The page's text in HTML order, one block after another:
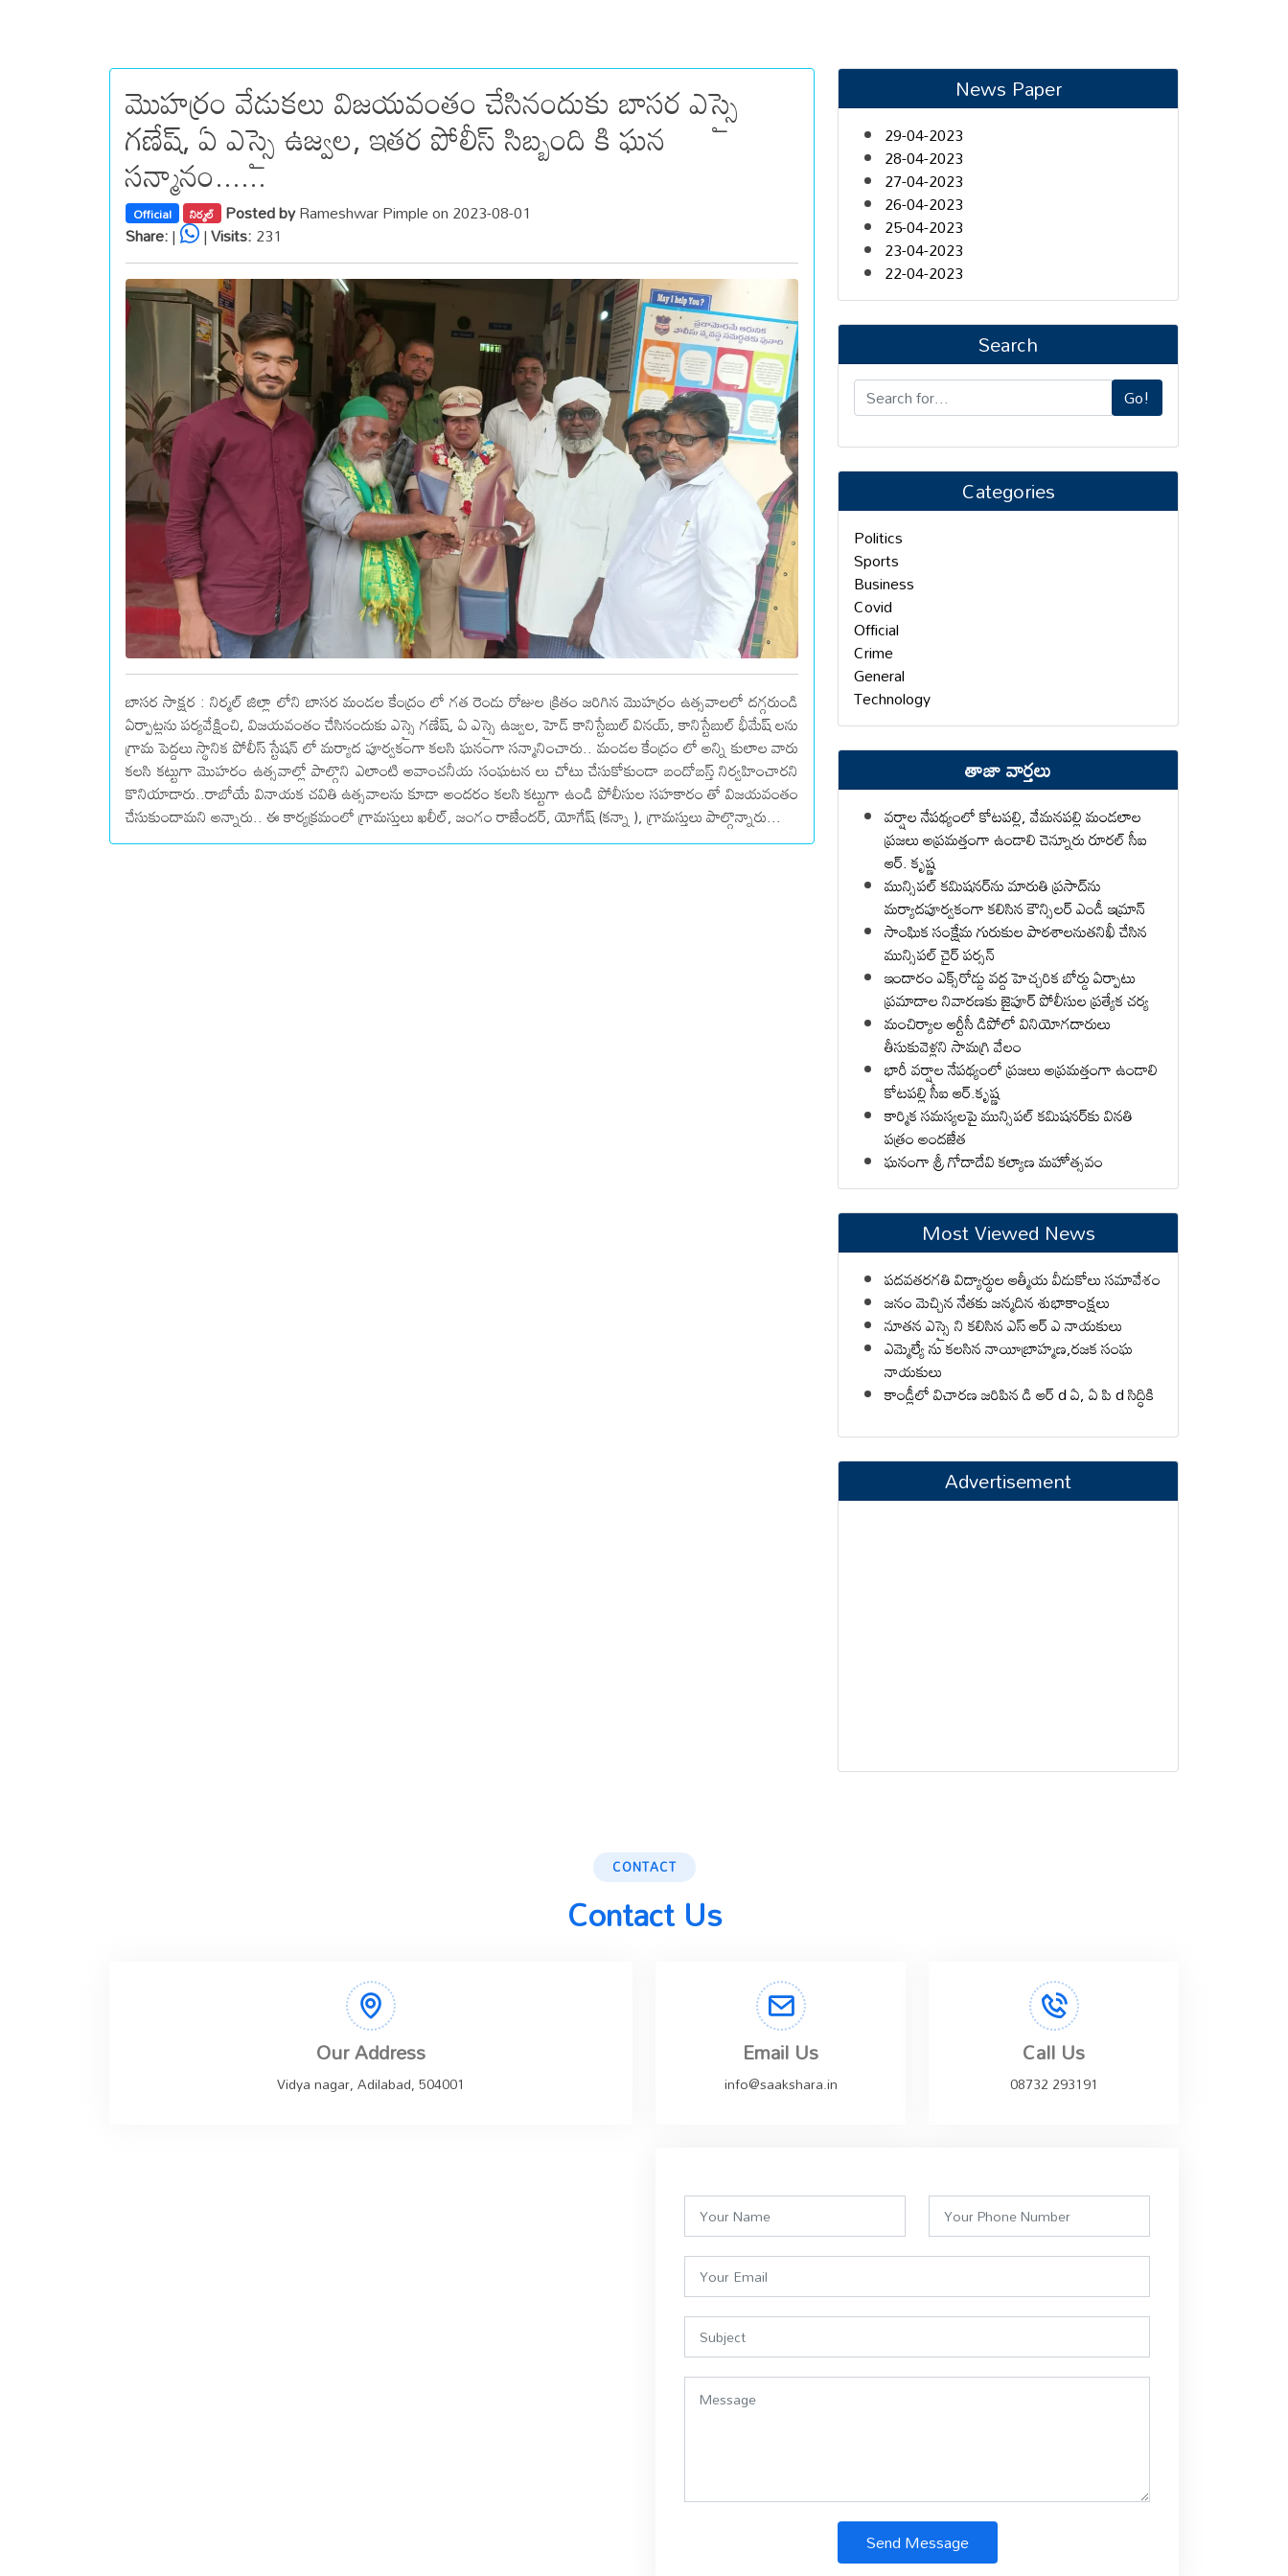
మొహర్రం వేడుకలు విజయవంతం చేసినందుకు బాసర ఎస్సై
గణేష్, ఏ ఎస్సై ఉజ్వల, ఇతర పోలీస్ సిబ్బంది కి ఘన
సన్మానం......
Official నిర్మల్ Posted byRameshwar Pimple on 2023-08-01
Share:| |Visits:231
బాసర సాక్షర : నిర్మల్ జిల్లా లోని బాసర మండల కేంద్రం లో గత రెండు రోజుల క్రితం జరిగిన మొహర్రం ఉత్సవాలలో దగ్గరుండి
ఏర్పాట్లను పర్యవేక్షించి, విజయవంతం చేసినందుకు ఎస్సై గణేష్, ఏ ఎస్సై ఉజ్వల, హెడ్ కానిస్టేబుల్ వినయ్, కానిస్టేబుల్ భీమేష్ లను
గ్రామ పెద్దలు స్థానిక పోలీస్ స్టేషన్ లో మర్యాద పూర్వకంగా కలసి ఘనంగా సన్మానించారు.. మండల కేంద్రం లో అన్ని కులాల వారు
కలసి కట్టుగా మొహరం ఉత్సవాల్లో పాల్గొని ఎలాంటి అవాంచనీయ సంఘటన లు చోటు చేసుకోకుండా బందోబస్త్ నిర్వహించారని
కొనియాడారు..రాబోయే వినాయక చవితి ఉత్సవాలను కూడా అందరం కలసి కట్టుగా ఉండి పోలీసుల సహకారం తో విజయవంతం
చేసుకుందామని అన్నారు.. ఈ కార్యక్రమంలో గ్రామస్తులు ఖలీల్, జంగం రాజేందర్, యోగేష్ (కన్నా ), గ్రామస్తులు పాల్గొన్నారు...
News Paper
29-04-2023
28-04-2023
27-04-2023
26-04-2023
25-04-2023
23-04-2023
22-04-2023
Search
Go!
Categories
Politics
Sports
Business
Covid
Official
Crime
General
Technology
తాజా వార్తలు
వర్షాల నేపథ్యంలో కోటపల్లి, వేమనపల్లి మండలాల
ప్రజలు అప్రమత్తంగా ఉండాలి చెన్నూరు రూరల్ సీఐ
ఆర్. కృష్ణ
మున్సిపల్ కమిషనర్‌ను మారుతి ప్రసాద్‌ను
మర్యాదపూర్వకంగా కలిసిన కౌన్సిలర్ ఎండీ ఇమ్రాన్ ​
సాంఘిక సంక్షేమ గురుకుల పాఠశాలనుతనిఖీ చేసిన
మున్సిపల్ చైర్ పర్సన్
ఇందారం ఎక్స్‌రోడ్డు వద్ద హెచ్చరిక బోర్డు ఏర్పాటు
ప్రమాదాల నివారణకు జైపూర్ పోలీసుల ప్రత్యేక చర్య
మంచిర్యాల ఆర్టీసీ డిపోలో వినియోగదారులు
తీసుకువెళ్లని సామగ్రి వేలం
భారీ వర్షాల నేపథ్యంలో ప్రజలు అప్రమత్తంగా ఉండాలి
కోటపల్లి సీఐ ఆర్.కృష్ణ
కార్మిక సమస్యలపై మున్సిపల్ కమిషనర్‌కు వినతి
పత్రం అందజేత
ఘనంగా శ్రీ గోదాదేవి కల్యాణ మహోత్సవం
Most Viewed News
పదవతరగతి విద్యార్థుల ఆత్మీయ వీడుకోలు సమావేశం
జనం మెచ్చిన నేతకు జన్మదిన శుభాకాంక్షలు
నూతన ఎస్సై ని కలిసిన ఎస్ ఆర్ ఎ నాయకులు
ఎమ్మెల్యే ను కలసిన నాయీబ్రాహ్మణ,రజక సంఘ
నాయకులు
కాండ్లీలో విచారణ జరిపిన డి ఆర్ d ఏ, ఏ పి d సిద్ధికి
Advertisement
CONTACT
Contact Us
Our Address
Vidya nagar, Adilabad, 504001
Email Us
info@saakshara.in
Call Us
08732 293191
Send Message